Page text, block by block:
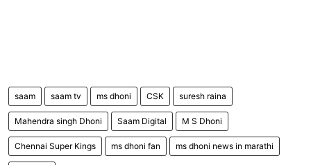
saam saam tv ms dhoni CSK suresh raina
Mahendra singh Dhoni Saam Digital M S Dhoni
Chennai Super Kings ms dhoni fan ms dhoni news in marathi